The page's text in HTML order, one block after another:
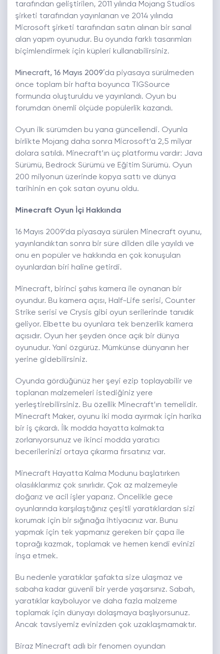
tarafından geliştirilen, 2011 yılında Mojang Studios
şirketi tarafından yayınlanan ve 2014 yılında
Microsoft şirketi tarafından satın alınan bir sanal
alan yapım oyunudur. Bu oyunda farklı tasarımları
biçimlendirmek için küpleri kullanabilirsiniz.
Minecraft, 16 Mayıs 2009′da piyasaya sürülmeden
önce toplam bir hafta boyunca TIGSource
formunda oluşturuldu ve yayınlandı. Oyun bu
forumdan önemli ölçüde popülerlik kazandı.
Oyun ilk sürümden bu yana güncellendi. Oyunla
birlikte Mojang daha sonra Microsoft’a 2,5 milyar
dolara satıldı. Minecraft’ın üç platformu vardır: Java
Sürümü, Bedrock Sürümü ve Eğitim Sürümü. Oyun
200 milyonun üzerinde kopya sattı ve dünya
tarihinin en çok satan oyunu oldu.
Minecraft Oyun İçi Hakkında
16 Mayıs 2009’da piyasaya sürülen Minecraft oyunu,
yayınlandıktan sonra bir süre dilden dile yayıldı ve
onu en popüler ve hakkında en çok konuşulan
oyunlardan biri haline getirdi.
Minecraft, birinci şahıs kamera ile oynanan bir
oyundur. Bu kamera açısı, Half-Life serisi, Counter
Strike serisi ve Crysis gibi oyun serilerinde tanıdık
geliyor. Elbette bu oyunlara tek benzerlik kamera
açısıdır. Oyun her şeyden önce açık bir dünya
oyunudur. Yani özgürüz. Mümkünse dünyanın her
yerine gidebilirsiniz.
Oyunda gördüğünüz her şeyi ezip toplayabilir ve
toplanan malzemeleri istediğiniz yere
yerleştirebilirsiniz. Bu özellik Minecraft’ın temelidir.
Minecraft Maker, oyunu iki moda ayırmak için harika
bir iş çıkardı. İlk modda hayatta kalmakta
zorlanıyorsunuz ve ikinci modda yaratıcı
becerilerinizi ortaya çıkarma fırsatınız var.
Minecraft Hayatta Kalma Modunu başlatırken
olasılıklarımız çok sınırlıdır. Çok az malzemeyle
doğarız ve acil işler yaparız. Öncelikle gece
oyunlarında karşılaştığınız çeşitli yaratıklardan sizi
korumak için bir sığınağa ihtiyacınız var. Bunu
yapmak için tek yapmanız gereken bir çapa ile
toprağı kazmak, toplamak ve hemen kendi evinizi
inşa etmek.
Bu nedenle yaratıklar şafakta size ulaşmaz ve
sabaha kadar güvenli bir yerde yaşarsınız. Sabah,
yaratıklar kayboluyor ve daha fazla malzeme
toplamak için dünyayı dolaşmaya başlıyorsunuz.
Ancak tavsiyemiz evinizden çok uzaklaşmamaktır.
Biraz Minecraft adlı bir fenomen oyundan